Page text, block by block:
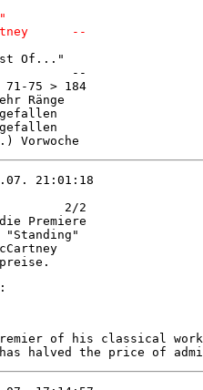
Pie"
--
Of..."
--
71-75 > 184
mehr Ränge
gefallen
gefallen
Vorwoche
2/2
Premiere
"Standing"
McCartney
of his classical
halved the price of